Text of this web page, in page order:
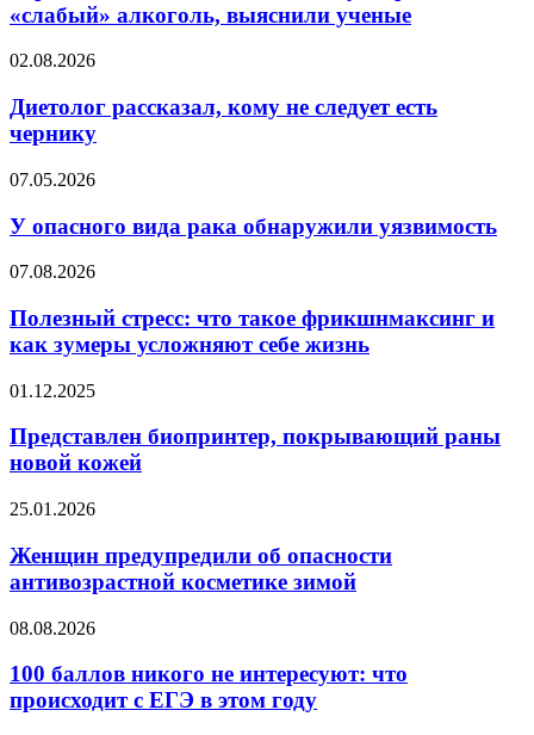
чаще
употребляют
алкоголь,
ученые
«слабый» алкоголь, выяснили ученые
Диетолог
кому
не
следует
чернику
02.08.2026
Диетолог рассказал, кому не следует есть
чернику
У
вида
рака
обнаружили
07.05.2026
У опасного вида рака обнаружили уязвимость
Полезный
что
такое
фрикшнмаксинг
как
усложняют
себе
07.08.2026
Полезный стресс: что такое фрикшнмаксинг и
как зумеры усложняют себе жизнь
Представлен
покрывающий
раны
новой
01.12.2025
Представлен биопринтер, покрывающий раны
новой кожей
Женщин
об
опасности
антивозрастной
зимой
25.01.2026
Женщин предупредили об опасности
антивозрастной косметике зимой
100
никого
интересуют:
08.08.2026
100 баллов никого не интересуют: что
происходит с ЕГЭ в этом году